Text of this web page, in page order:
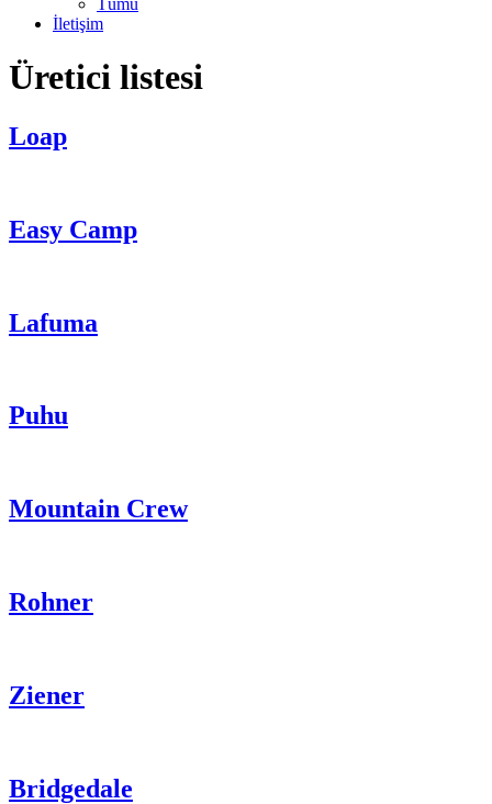
Tümü
İletişim
Üretici listesi
Loap
Easy Camp
Lafuma
Puhu
Mountain Crew
Rohner
Ziener
Bridgedale